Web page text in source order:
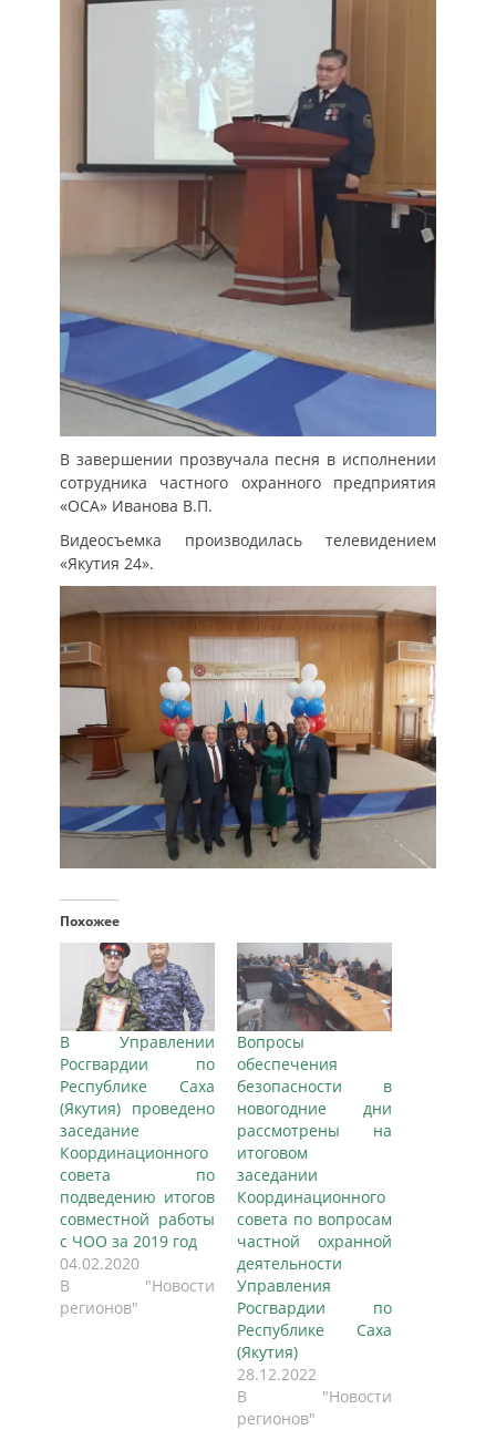
В завершении прозвучала песня в исполнении
сотрудника частного охранного предприятия
«ОСА» Иванова В.П.
Видеосъемка производилась телевидением
«Якутия 24».
Похожее
В Управлении
Росгвардии по
Республике Саха
(Якутия) проведено
заседание
Координационного
совета по
подведению итогов
совместной работы
с ЧОО за 2019 год
04.02.2020
В "Новости
регионов"
Вопросы
обеспечения
безопасности в
новогодние дни
рассмотрены на
итоговом
заседании
Координационного
совета по вопросам
частной охранной
деятельности
Управления
Росгвардии по
Республике Саха
(Якутия)
28.12.2022
В "Новости
регионов"